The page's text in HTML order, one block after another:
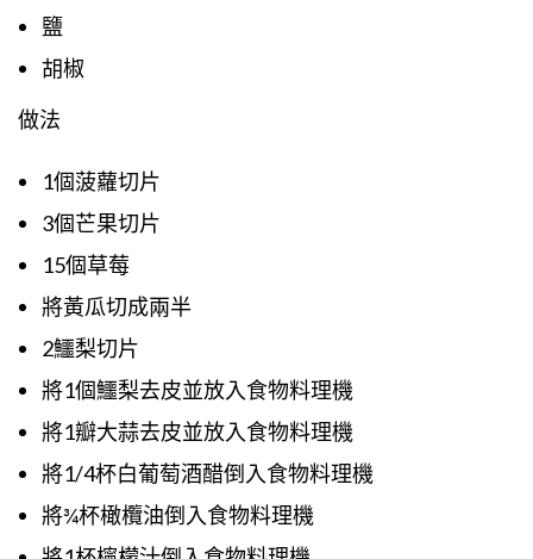
鹽
胡椒
做法
1個菠蘿切片
3個芒果切片
15個草莓
將黃瓜切成兩半
2鱷梨切片
將1個鱷梨去皮並放入食物料理機
將1瓣大蒜去皮並放入食物料理機
將1/4杯白葡萄酒醋倒入食物料理機
將¾杯橄欖油倒入食物料理機